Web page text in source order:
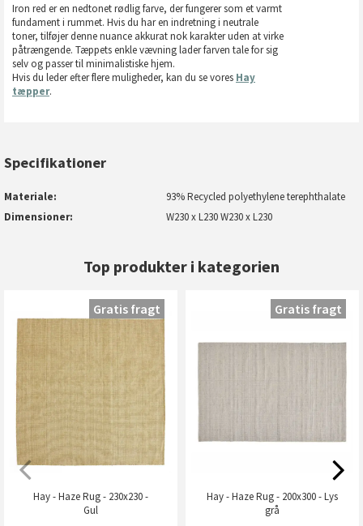
Iron red er en nedtonet rødlig farve, der fungerer som et varmt
fundament i rummet. Hvis du har en indretning i neutrale
toner, tilføjer denne nuance akkurat nok karakter uden at virke
påtrængende. Tæppets enkle vævning lader farven tale for sig
selv og passer til minimalistiske hjem.
Hvis du leder efter flere muligheder, kan du se vores Hay
tæpper.
Specifikationer
Materiale
93% Recycled polyethylene terephthalate
Dimensioner
W230 x L230 W230 x L230
Top produkter i kategorien
Hay - Haze Rug - 230x230 -
Gul
Gratis fragt
Hay - Haze Rug - 200x300 - Lys
grå
Gratis fragt